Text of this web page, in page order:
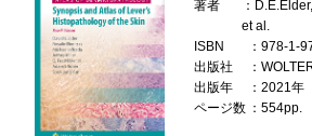
著者
：
et al.
ISBN
：978-1-
出版社
：
出版年
：2021年
ページ数 ：554pp.